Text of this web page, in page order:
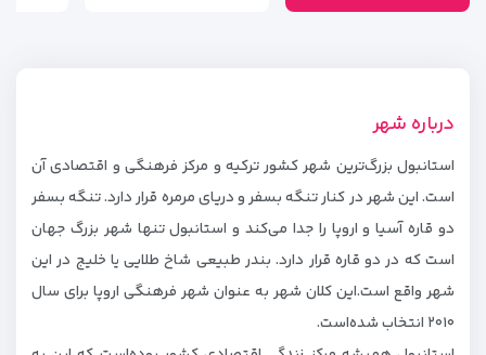
درباره شهر
استانبول بزرگ‌ترین شهر کشور ترکیه و مرکز فرهنگی و اقتصادی آن
است. این شهر در کنار تنگه بسفر و دریای مرمره قرار دارد. تنگه بسفر
دو قاره آسیا و اروپا را جدا می‌کند و استانبول تنها شهر بزرگ جهان
است که در دو قاره قرار دارد. بندر طبیعی شاخ طلایی یا خلیج در این
شهر واقع است.این کلان شهر به عنوان شهر فرهنگی اروپا برای سال
۲۰۱۰ انتخاب شده‌است.